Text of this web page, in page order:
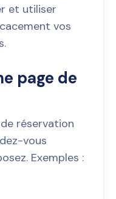
et utiliser
vos
page de
réservation
vous
Exemples :